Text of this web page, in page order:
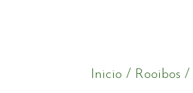
Inicio / Rooibos /